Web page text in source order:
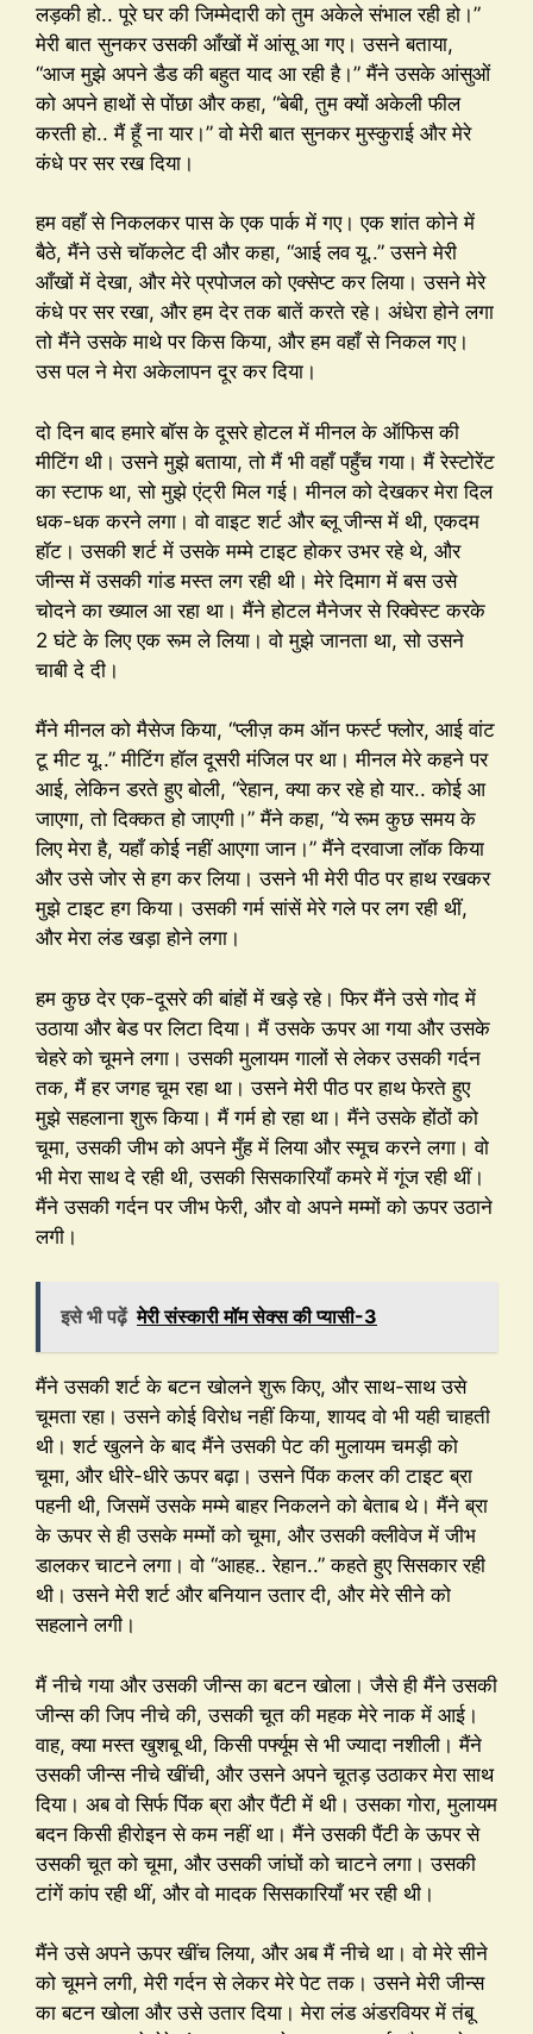
लड़की हो.. पूरे घर की जिम्मेदारी को तुम अकेले संभाल रही हो।”
मेरी बात सुनकर उसकी आँखों में आंसू आ गए। उसने बताया,
“आज मुझे अपने डैड की बहुत याद आ रही है।” मैंने उसके आंसुओं
को अपने हाथों से पोंछा और कहा, “बेबी, तुम क्यों अकेली फील
करती हो.. मैं हूँ ना यार।” वो मेरी बात सुनकर मुस्कुराई और मेरे
कंधे पर सर रख दिया।
हम वहाँ से निकलकर पास के एक पार्क में गए। एक शांत कोने में
बैठे, मैंने उसे चॉकलेट दी और कहा, “आई लव यू..” उसने मेरी
आँखों में देखा, और मेरे प्रपोजल को एक्सेप्ट कर लिया। उसने मेरे
कंधे पर सर रखा, और हम देर तक बातें करते रहे। अंधेरा होने लगा
तो मैंने उसके माथे पर किस किया, और हम वहाँ से निकल गए।
उस पल ने मेरा अकेलापन दूर कर दिया।
दो दिन बाद हमारे बॉस के दूसरे होटल में मीनल के ऑफिस की
मीटिंग थी। उसने मुझे बताया, तो मैं भी वहाँ पहुँच गया। मैं रेस्टोरेंट
का स्टाफ था, सो मुझे एंट्री मिल गई। मीनल को देखकर मेरा दिल
धक-धक करने लगा। वो वाइट शर्ट और ब्लू जीन्स में थी, एकदम
हॉट। उसकी शर्ट में उसके मम्मे टाइट होकर उभर रहे थे, और
जीन्स में उसकी गांड मस्त लग रही थी। मेरे दिमाग में बस उसे
चोदने का ख्याल आ रहा था। मैंने होटल मैनेजर से रिक्वेस्ट करके
2 घंटे के लिए एक रूम ले लिया। वो मुझे जानता था, सो उसने
चाबी दे दी।
मैंने मीनल को मैसेज किया, “प्लीज़ कम ऑन फर्स्ट फ्लोर, आई वांट
टू मीट यू..” मीटिंग हॉल दूसरी मंजिल पर था। मीनल मेरे कहने पर
आई, लेकिन डरते हुए बोली, “रेहान, क्या कर रहे हो यार.. कोई आ
जाएगा, तो दिक्कत हो जाएगी।” मैंने कहा, “ये रूम कुछ समय के
लिए मेरा है, यहाँ कोई नहीं आएगा जान।” मैंने दरवाजा लॉक किया
और उसे जोर से हग कर लिया। उसने भी मेरी पीठ पर हाथ रखकर
मुझे टाइट हग किया। उसकी गर्म सांसें मेरे गले पर लग रही थीं,
और मेरा लंड खड़ा होने लगा।
हम कुछ देर एक-दूसरे की बांहों में खड़े रहे। फिर मैंने उसे गोद में
उठाया और बेड पर लिटा दिया। मैं उसके ऊपर आ गया और उसके
चेहरे को चूमने लगा। उसकी मुलायम गालों से लेकर उसकी गर्दन
तक, मैं हर जगह चूम रहा था। उसने मेरी पीठ पर हाथ फेरते हुए
मुझे सहलाना शुरू किया। मैं गर्म हो रहा था। मैंने उसके होंठों को
चूमा, उसकी जीभ को अपने मुँह में लिया और स्मूच करने लगा। वो
भी मेरा साथ दे रही थी, उसकी सिसकारियाँ कमरे में गूंज रही थीं।
मैंने उसकी गर्दन पर जीभ फेरी, और वो अपने मम्मों को ऊपर उठाने
लगी।
इसे भी पढ़ें मेरी संस्कारी मॉम सेक्स की प्यासी-3
मैंने उसकी शर्ट के बटन खोलने शुरू किए, और साथ-साथ उसे
चूमता रहा। उसने कोई विरोध नहीं किया, शायद वो भी यही चाहती
थी। शर्ट खुलने के बाद मैंने उसकी पेट की मुलायम चमड़ी को
चूमा, और धीरे-धीरे ऊपर बढ़ा। उसने पिंक कलर की टाइट ब्रा
पहनी थी, जिसमें उसके मम्मे बाहर निकलने को बेताब थे। मैंने ब्रा
के ऊपर से ही उसके मम्मों को चूमा, और उसकी क्लीवेज में जीभ
डालकर चाटने लगा। वो “आहह.. रेहान..” कहते हुए सिसकार रही
थी। उसने मेरी शर्ट और बनियान उतार दी, और मेरे सीने को
सहलाने लगी।
मैं नीचे गया और उसकी जीन्स का बटन खोला। जैसे ही मैंने उसकी
जीन्स की जिप नीचे की, उसकी चूत की महक मेरे नाक में आई।
वाह, क्या मस्त खुशबू थी, किसी पर्फ्यूम से भी ज्यादा नशीली। मैंने
उसकी जीन्स नीचे खींची, और उसने अपने चूतड़ उठाकर मेरा साथ
दिया। अब वो सिर्फ पिंक ब्रा और पैंटी में थी। उसका गोरा, मुलायम
बदन किसी हीरोइन से कम नहीं था। मैंने उसकी पैंटी के ऊपर से
उसकी चूत को चूमा, और उसकी जांघों को चाटने लगा। उसकी
टांगें कांप रही थीं, और वो मादक सिसकारियाँ भर रही थी।
मैंने उसे अपने ऊपर खींच लिया, और अब मैं नीचे था। वो मेरे सीने
को चूमने लगी, मेरी गर्दन से लेकर मेरे पेट तक। उसने मेरी जीन्स
का बटन खोला और उसे उतार दिया। मेरा लंड अंडरवियर में तंबू